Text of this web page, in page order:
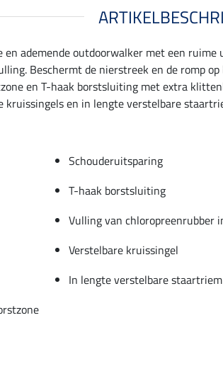
ademende outdoorwalker met een
Beschermt de nierstreek en de romp
en T-haak borstsluiting met extra
en in lengte verstelbare
Schouderuitsparing
T-haak borstsluiting
Vulling van chloropreenrubber
Verstelbare kruissingel
In lengte verstelbare staartriem